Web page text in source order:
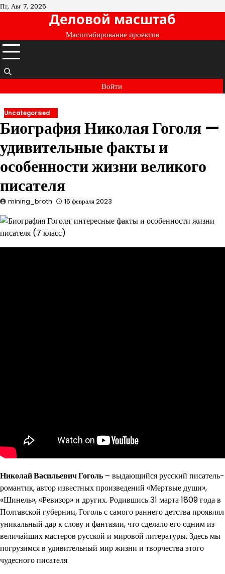
Перейти
Пт, Авг 7, 2026
Деловой масштаб
Масштабирование проектов
Войти
Uncategorised
Биография Николая Гоголя —
удивительные факты и
особенности жизни великого
писателя
mining_broth 16 февраля 2023
Николай Васильевич Гоголь – выдающийся русский писатель-
романтик, автор известных произведений «Мертвые души»,
«Шинель», «Ревизор» и других. Родившись 31 марта 1809 года в
Полтавской губернии, Гоголь с самого раннего детства проявлял
уникальный дар к слову и фантазии, что сделало его одним из
величайших мастеров русской и мировой литературы. Здесь мы
погрузимся в удивительный мир жизни и творчества этого
чудесного писателя.